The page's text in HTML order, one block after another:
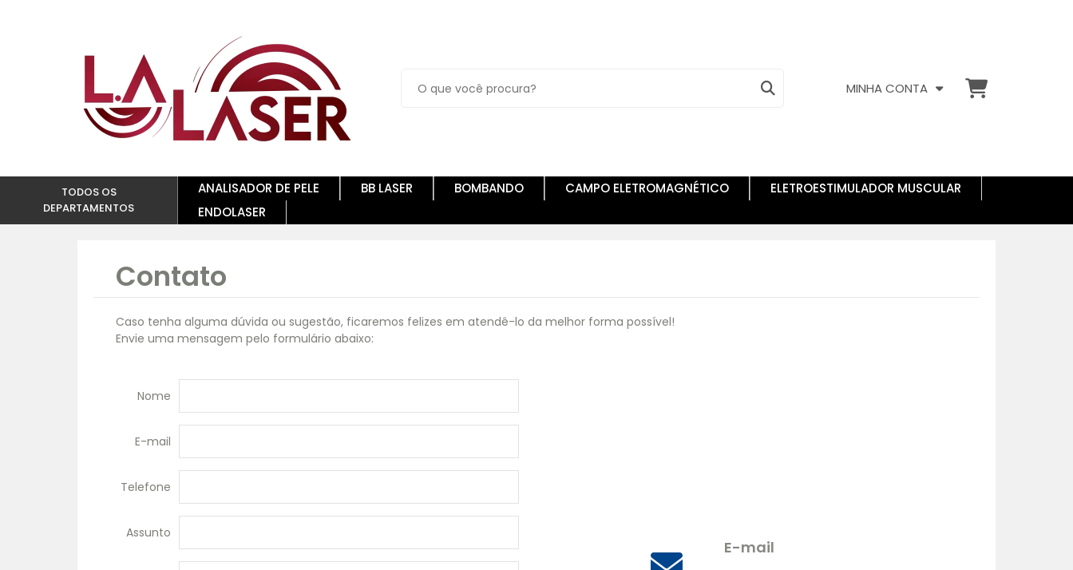
MINHA CONTA
TODOS OS
DEPARTAMENTOS
ANALISADOR DE PELE BB LASER BOMBANDO CAMPO ELETROMAGNÉTICO
ELETROESTIMULADOR MUSCULAR
ENDOLASER
Contato
Caso tenha alguma dúvida ou sugestão, ficaremos felizes em atendê-lo da melhor forma possível!
Envie uma mensagem pelo formulário abaixo:
Nome
E-mail
Telefone
Assunto
E-mail